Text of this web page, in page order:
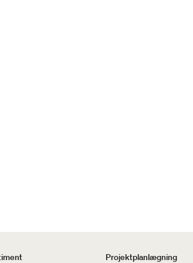
Projektplanlægning